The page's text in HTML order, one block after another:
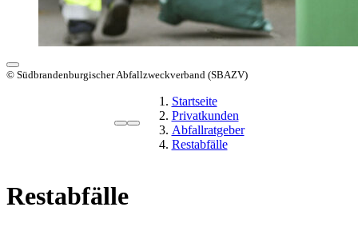
© Südbrandenburgischer Abfallzweckverband (SBAZV)
Startseite
Privatkunden
Abfallratgeber
Restabfälle
Restabfälle